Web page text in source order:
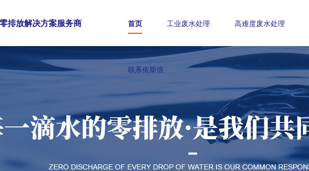
排放解决方案服务商 首页 工业废水处理 高难度废水处理
联系依斯倍